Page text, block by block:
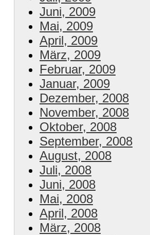
Juni, 2009
Mai, 2009
April, 2009
März, 2009
Februar, 2009
Januar, 2009
Dezember, 2008
November, 2008
Oktober, 2008
September, 2008
August, 2008
Juli, 2008
Juni, 2008
Mai, 2008
April, 2008
März, 2008